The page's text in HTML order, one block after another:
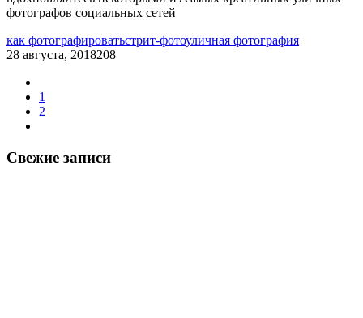
фотографов социальных сетей
как фотографироватьстрит-фотоуличная фотография
28 августа, 2018208
1
2
Свежие записи